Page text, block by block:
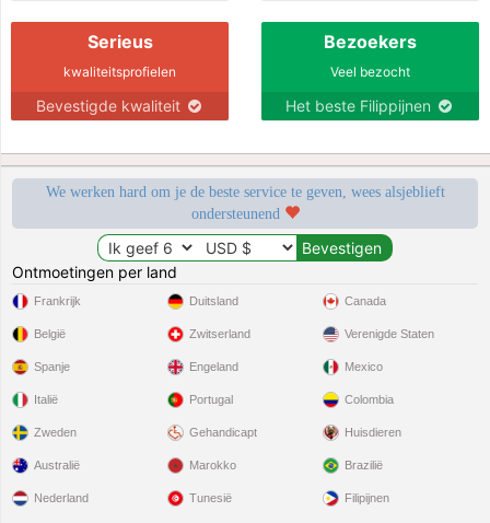
Serieus
kwaliteitsprofielen
Bevestigde kwaliteit
Bezoekers
Veel bezocht
Het beste Filippijnen
We werken hard om je de beste service te geven, wees alsjeblieft
ondersteunend
Ontmoetingen per land
Frankrijk
België
Spanje
Italië
Zweden
Duitsland
Zwitserland
Engeland
Portugal
Gehandicapt
Canada
Verenigde Staten
Mexico
Colombia
Huisdieren
Australië
Nederland
Marokko
Tunesië
Brazilië
Filipijnen